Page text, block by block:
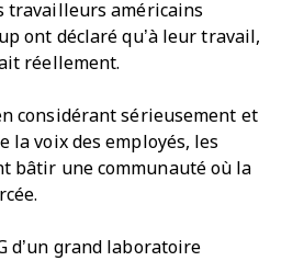
travailleurs américains
ont déclaré qu’à leur travail,
réellement.
considérant sérieusement et
la voix des employés, les
bâtir une communauté où la
d’un grand laboratoire